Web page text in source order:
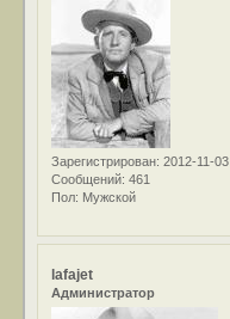
Зарегистрирован: 2012-11-03
Сообщений: 461
Пол: Мужской
lafajet
Администратор